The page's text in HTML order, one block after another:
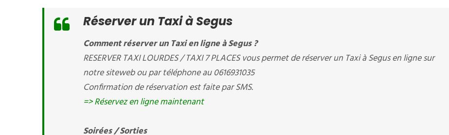
Réserver un Taxi à Segus
Comment réserver un Taxi en ligne à Segus ?
RESERVER TAXI LOURDES / TAXI 7 PLACES vous permet de réserver un Taxi à Segus en ligne sur
notre siteweb ou par téléphone au 0616931035
Confirmation de réservation est faite par SMS.
=> Réservez en ligne maintenant
Soirées / Sorties